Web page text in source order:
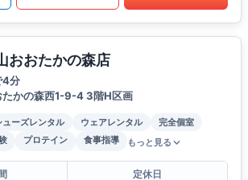
おおたかの森店
4分
たかの森西1-9-4 3階H区画
ューズレンタル ウェアレンタル
完全個室
プロテイン 食事指導 もっと見る
定休日